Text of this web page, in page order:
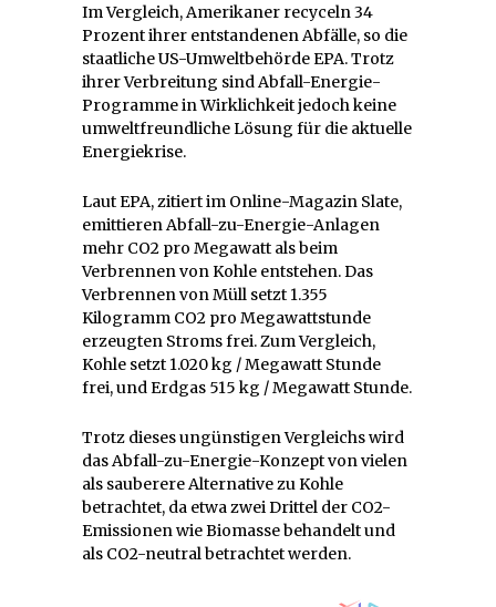
Im Vergleich, Amerikaner recyceln 34
Prozent ihrer entstandenen Abfälle, so die
staatliche US-Umweltbehörde EPA. Trotz
ihrer Verbreitung sind Abfall-Energie-
Programme in Wirklichkeit jedoch keine
umweltfreundliche Lösung für die aktuelle
Energiekrise.
Laut EPA, zitiert im Online-Magazin Slate,
emittieren Abfall-zu-Energie-Anlagen
mehr CO2 pro Megawatt als beim
Verbrennen von Kohle entstehen. Das
Verbrennen von Müll setzt 1.355
Kilogramm CO2 pro Megawattstunde
erzeugten Stroms frei. Zum Vergleich,
Kohle setzt 1.020 kg / Megawatt Stunde
frei, und Erdgas 515 kg / Megawatt Stunde.
Trotz dieses ungünstigen Vergleichs wird
das Abfall-zu-Energie-Konzept von vielen
als sauberere Alternative zu Kohle
betrachtet, da etwa zwei Drittel der CO2-
Emissionen wie Biomasse behandelt und
als CO2-neutral betrachtet werden.